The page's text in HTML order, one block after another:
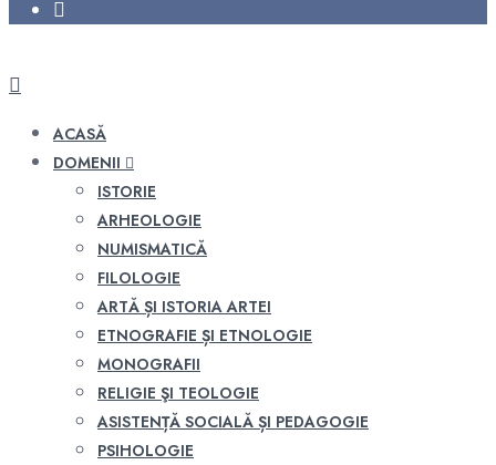
ACASĂ
DOMENII
ISTORIE
ARHEOLOGIE
NUMISMATICĂ
FILOLOGIE
ARTĂ ȘI ISTORIA ARTEI
ETNOGRAFIE ȘI ETNOLOGIE
MONOGRAFII
RELIGIE ŞI TEOLOGIE
ASISTENȚĂ SOCIALĂ ȘI PEDAGOGIE
PSIHOLOGIE